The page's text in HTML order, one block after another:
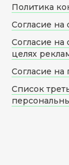
Политика
Согласие на
Согласие на
целях
Согласие
Список